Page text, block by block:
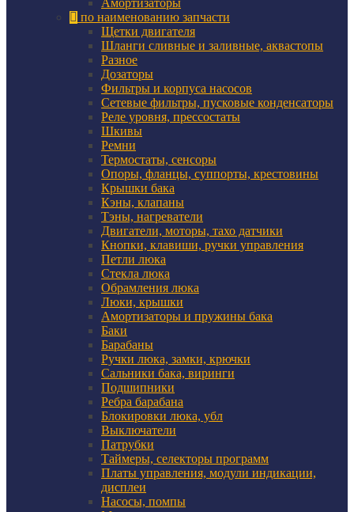
Амортизаторы
по наименованию запчасти
Щетки двигателя
Шланги сливные и заливные, аквастопы
Разное
Дозаторы
Фильтры и корпуса насосов
Сетевые фильтры, пусковые конденсаторы
Реле уровня, прессостаты
Шкивы
Ремни
Термостаты, сенсоры
Опоры, фланцы, суппорты, крестовины
Крышки бака
Кэны, клапаны
Тэны, нагреватели
Двигатели, моторы, тахо датчики
Кнопки, клавиши, ручки управления
Петли люка
Стекла люка
Обрамления люка
Люки, крышки
Амортизаторы и пружины бака
Баки
Барабаны
Ручки люка, замки, крючки
Сальники бака, виринги
Подшипники
Ребра барабана
Блокировки люка, убл
Выключатели
Патрубки
Таймеры, селекторы программ
Платы управления, модули индикации,
дисплеи
Насосы, помпы